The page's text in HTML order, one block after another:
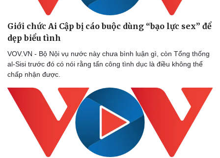
Giới chức Ai Cập bị cáo buộc dùng “bạo lực sex” để
dẹp biểu tình
VOV.VN - Bộ Nội vụ nước này chưa bình luận gì, còn Tổng thống
al-Sisi trước đó có nói rằng tấn công tình dục là điều không thể
chấp nhận được.